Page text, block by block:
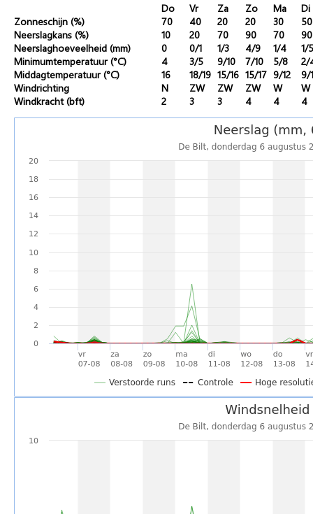
Do Vr Za Zo Ma
Di
Zonneschijn (%)
70 40 20 20 30
50
Neerslagkans (%)
10 20 70 90 70
90
Neerslaghoeveelheid (mm)
0 0/1 1/3 4/9 1/4
1/5
Minimumtemperatuur (°C)
4 3/5 9/10 7/10 5/8
2/
Middagtemperatuur (°C)
16 18/19 15/16 15/17 9/12
9/
Windrichting
N ZW ZW ZW W
W
Windkracht (bft)
2 3 3 4 4 4